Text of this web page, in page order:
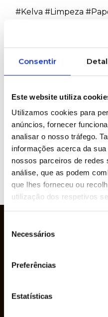
Consentir
Este website utiliza
Utilizamos cookies para
anúncios, fornecer
analisar o nosso tráfego.
informações acerca da
nossos parceiros de redes
análise, que as podem
que lhes forneceu ou
utilização dos respetivos
Necessários
Preferências
Estatísticas
#Kelva #Limpeza
PRETENDE MAIS
ESTE PRODUTO?
Marcas
WEBSITE